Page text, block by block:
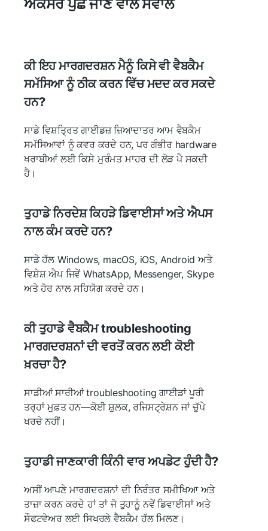
ਅਕਸਰ ਪੁੱਛੇ ਜਾਣ ਵਾਲੇ ਸਵਾਲ
ਕੀ ਇਹ ਮਾਰਗਦਰਸ਼ਨ ਮੈਨੂੰ ਕਿਸੇ ਵੀ ਵੈਬਕੈਮ
ਸਮੱਸਿਆ ਨੂੰ ਠੀਕ ਕਰਨ ਵਿੱਚ ਮਦਦ ਕਰ ਸਕਦੇ
ਹਨ?
ਸਾਡੇ ਵਿਸ਼ਤ੍ਰਿਤ ਗਾਈਡਜ਼ ਜ਼ਿਆਦਾਤਰ ਆਮ ਵੈਬਕੈਮ
ਸਮੱਸਿਆਵਾਂ ਨੂੰ ਕਵਰ ਕਰਦੇ ਹਨ, ਪਰ ਗੰਭੀਰ hardware
ਖਰਾਬੀਆਂ ਲਈ ਕਿਸੇ ਮੁਰੰਮਤ ਮਾਹਰ ਦੀ ਲੋੜ ਪੈ ਸਕਦੀ
ਹੈ।
ਤੁਹਾਡੇ ਨਿਰਦੇਸ਼ ਕਿਹੜੇ ਡਿਵਾਈਸਾਂ ਅਤੇ ਐਪਸ
ਨਾਲ ਕੰਮ ਕਰਦੇ ਹਨ?
ਸਾਡੇ ਹੱਲ Windows, macOS, iOS, Android ਅਤੇ
ਵਿਸ਼ੇਸ਼ ਐਪ ਜਿਵੇਂ WhatsApp, Messenger, Skype
ਅਤੇ ਹੋਰ ਨਾਲ ਸਹਿਯੋਗ ਕਰਦੇ ਹਨ।
ਕੀ ਤੁਹਾਡੇ ਵੈਬਕੈਮ troubleshooting
ਮਾਰਗਦਰਸ਼ਨਾਂ ਦੀ ਵਰਤੋਂ ਕਰਨ ਲਈ ਕੋਈ
ਖ਼ਰਚਾ ਹੈ?
ਸਾਡੀਆਂ ਸਾਰੀਆਂ troubleshooting ਗਾਈਡਾਂ ਪੂਰੀ
ਤਰ੍ਹਾਂ ਮੁਫ਼ਤ ਹਨ—ਕੋਈ ਸ਼ੁਲਕ, ਰਜਿਸਟ੍ਰੇਸ਼ਨ ਜਾਂ ਚੁੱਪੇ
ਖਰਚੇ ਨਹੀਂ।
ਤੁਹਾਡੀ ਜਾਣਕਾਰੀ ਕਿੰਨੀ ਵਾਰ ਅਪਡੇਟ ਹੁੰਦੀ ਹੈ?
ਅਸੀਂ ਆਪਣੇ ਮਾਰਗਦਰਸ਼ਨਾਂ ਦੀ ਨਿਰੰਤਰ ਸਮੀਖਿਆ ਅਤੇ
ਤਾਜ਼ਾ ਕਰਨ ਕਰਦੇ ਹਾਂ ਤਾਂ ਜੋ ਤੁਹਾਨੂੰ ਨਵੇਂ ਡਿਵਾਈਸਾਂ ਅਤੇ
ਸੌਫਟਵੇਅਰ ਲਈ ਸਿਖਰਲੇ ਵੈਬਕੈਮ ਹੱਲ ਮਿਲਣ।